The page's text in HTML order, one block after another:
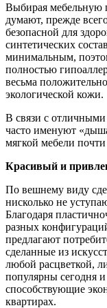
Выбирая мебельную
думают, прежде
безопасной для
синтетических
минимальным,
полностью
весьма
экологической кожи.
В связи с отличными
часто именуют
мягкой мебели
Красивый и
По вешнему виду
нисколько не
Благодаря
разных
предлагают
сделанные из
любой расцветкой,
популярны сегодня
способствующие
квартирах.